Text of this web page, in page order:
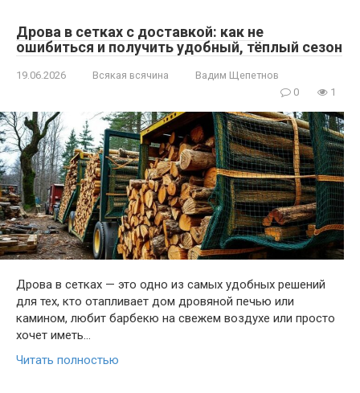
Дрова в сетках с доставкой: как не
ошибиться и получить удобный, тёплый сезон
19.06.2026 Всякая всячина
Вадим Щепетнов
0
1
Дрова в сетках — это одно из самых удобных решений
для тех, кто отапливает дом дровяной печью или
камином, любит барбекю на свежем воздухе или просто
хочет иметь…
Читать полностью